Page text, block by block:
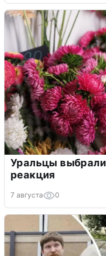
Уральцы
реакция
7 августа 0